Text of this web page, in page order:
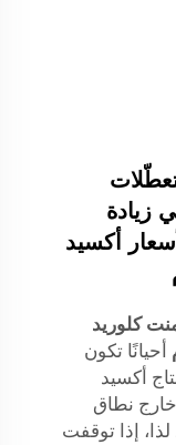
زيادة
أكسيد
كلوريد
أحيانًا تكون
أكسيد
نطاق
إذا توقفت